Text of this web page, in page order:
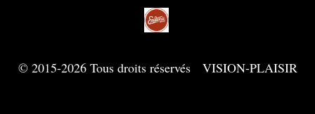
© 2015-2026 Tous droits réservés VISION-PLAISIR